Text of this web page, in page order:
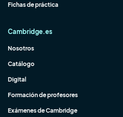
Fichas de práctica
Cambridge.es
Nosotros
Catálogo
Digital
Formación de profesores
Exámenes de Cambridge